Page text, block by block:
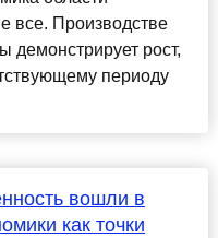
все. Производстве
рост,
периоду
вошли в
как точки